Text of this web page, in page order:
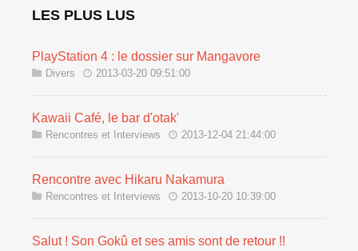
LES PLUS LUS
PlayStation 4 : le dossier sur Mangavore
Divers 2013-03-20 09:51:00
Kawaii Café, le bar d'otak'
Rencontres et Interviews 2013-12-04 21:44:00
Rencontre avec Hikaru Nakamura
Rencontres et Interviews 2013-10-20 10:39:00
Salut ! Son Gokû et ses amis sont de retour !!